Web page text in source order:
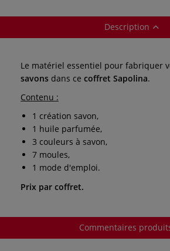
Description
Le matériel essentiel pour fabriquer
savons dans ce coffret Sapolina.
Contenu :
1 création savon,
1 huile parfumée,
3 couleurs à savon,
7 moules,
1 mode d'emploi.
Prix par coffret.
Commentaires